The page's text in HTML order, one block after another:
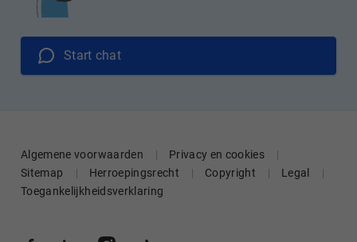
Start chat
Algemene voorwaarden
Privacy en cookies
Sitemap
Herroepingsrecht Copyright
Legal
Toegankelijkheidsverklaring